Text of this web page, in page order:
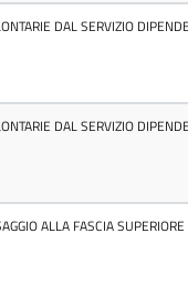
DAL SERVIZIO
DAL SERVIZIO
ALLA FASCIA